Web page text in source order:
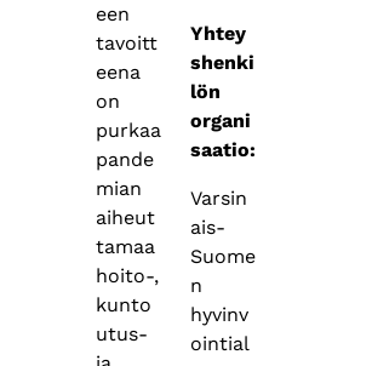
een
tavoitt
eena
on
purkaa
pande
mian
aiheut
tamaa
hoito-,
kunto
utus-
Yhtey
shenki
lön
organi
saatio:
Varsin
ais-
Suome
n
hyvinv
ointial